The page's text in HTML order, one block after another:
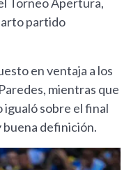
partido
en ventaja a los
mientras que
sobre el final
buena definición.